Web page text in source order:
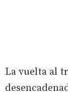
La vuelta al